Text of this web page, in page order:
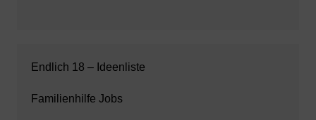
Endlich 18 – Ideenliste
Familienhilfe Jobs